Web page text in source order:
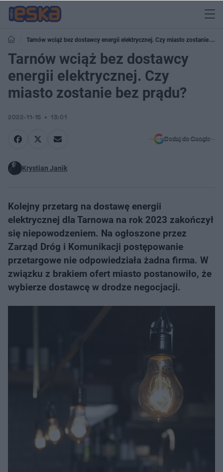
Tarnów wciąż bez dostawcy energii elektrycznej. Czy miasto zostanie bez
prądu?
Tarnów wciąż bez dostawcy
energii elektrycznej. Czy
miasto zostanie bez prądu?
2022-11-15 13:01
Dodaj do Google
Krystian Janik
Kolejny przetarg na dostawę energii
elektrycznej dla Tarnowa na rok 2023 zakończył
się niepowodzeniem. Na ogłoszone przez
Zarząd Dróg i Komunikacji postępowanie
przetargowe nie odpowiedziała żadna firma. W
związku z brakiem ofert miasto postanowiło, że
wybierze dostawcę w drodze negocjacji.